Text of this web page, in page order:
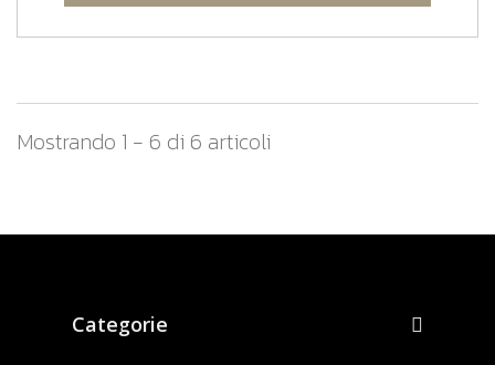
Mostrando 1 - 6 di 6 articoli
Categorie